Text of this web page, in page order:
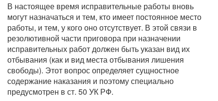
В настоящее время исправительные работы вновь
могут назначаться и тем, кто имеет постоянное место
работы, и тем, у кого оно отсутствует. В этой связи в
резолютивной части приговора при назначении
исправительных работ должен быть указан вид их
отбывания (как и вид места отбывания лишения
свободы). Этот вопрос определяет сущностное
содержание наказания и поэтому специально
предусмотрен в ст. 50 УК РФ.